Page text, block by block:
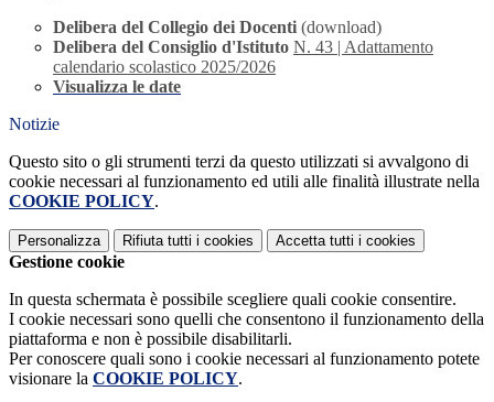
Delibera del Collegio dei Docenti (download)
Delibera del Consiglio d'Istituto N. 43 | Adattamento
calendario scolastico 2025/2026
Visualizza le date
Notizie
Questo sito o gli strumenti terzi da questo utilizzati si avvalgono di
cookie necessari al funzionamento ed utili alle finalità illustrate nella
COOKIE POLICY.
Personalizza Rifiuta tutti i cookies Accetta tutti i cookies
Gestione cookie
In questa schermata è possibile scegliere quali cookie consentire.
I cookie necessari sono quelli che consentono il funzionamento della
piattaforma e non è possibile disabilitarli.
Per conoscere quali sono i cookie necessari al funzionamento potete
visionare la COOKIE POLICY.